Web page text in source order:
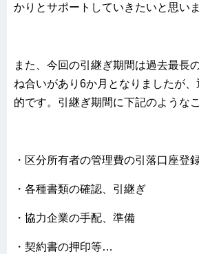
かりとサポートしていきたいと思いま
また、今回の引継ぎ期間は過去最長
ね合いがあり6か月となりましたが
的です。引継ぎ期間に下記のような
・区分所有者の管理費の引落口座登
・各種書類の確認、引継ぎ
・協力企業の手配、準備
・契約書の押印等…